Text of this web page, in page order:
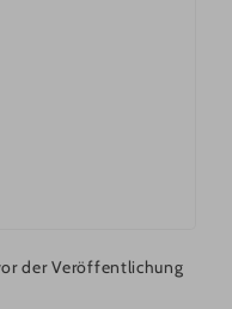
der Veröffentlichung